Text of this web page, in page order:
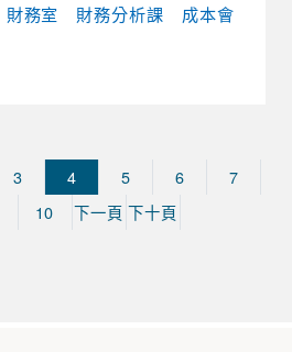
財務室 財務分析課 成本會
3 4 5 6
7
10 下一頁 下十頁